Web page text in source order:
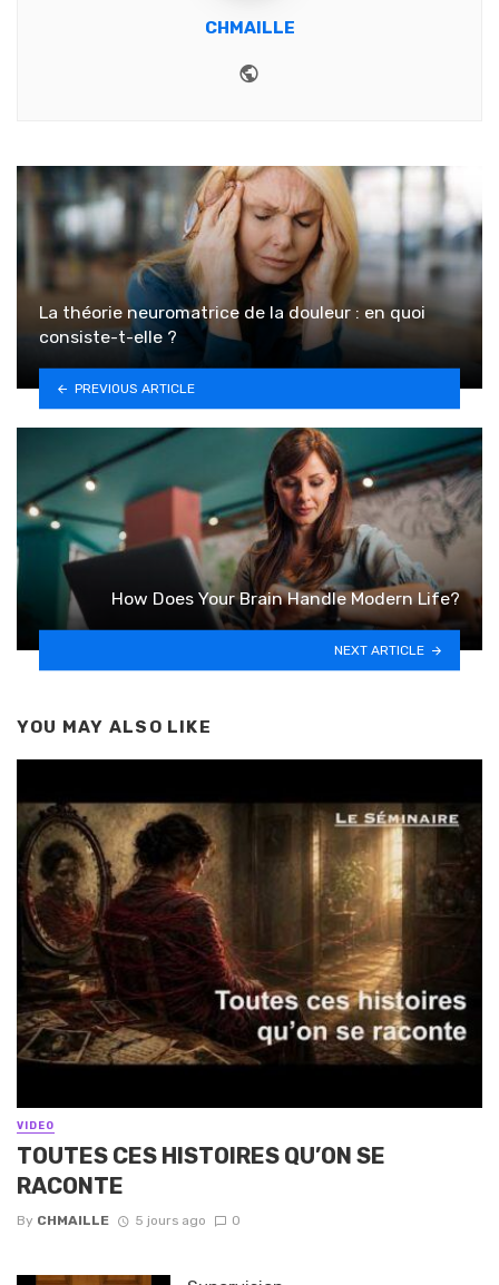
CHMAILLE
La théorie neuromatrice de la douleur : en quoi
consiste-t-elle ?
PREVIOUS ARTICLE
How Does Your Brain Handle Modern Life?
NEXT ARTICLE
YOU MAY ALSO LIKE
VIDEO
TOUTES CES HISTOIRES QU’ON SE
RACONTE
By CHMAILLE 5 jours ago 0